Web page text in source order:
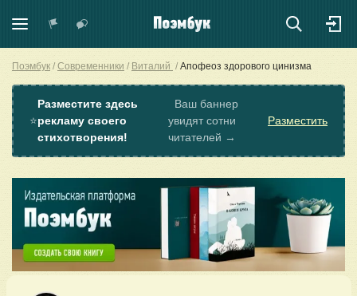
Поэмбук Современники Виталий Апофеоз здорового цинизма
⭐
Разместите здесь
рекламу своего
стихотворения!
Ваш баннер
увидят сотни
читателей →
Разместить